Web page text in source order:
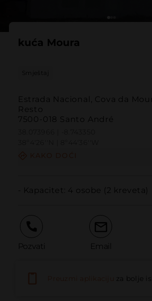
kuća Moura
Smještaj
Estrada Nacional, Cova da
Resto
7500-018 Santo André
- Kapacitet: 4 osobe (2 kreveta)
Pozvati Email
Prijaviti problemza bolje